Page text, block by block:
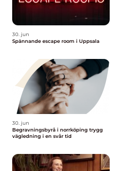
30. jun
Spännande escape room i Uppsala
30. jun
Begravningsbyrå i norrköping trygg
vägledning i en svår tid